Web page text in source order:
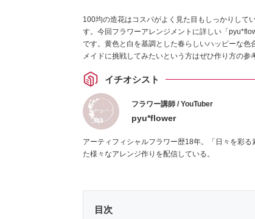
100均の造花はコスパがよく見た目もしっかりして
す。今回フラワーアレンジメントに詳しい「
です。黄色と白を基調とした春らしいハッピーな
メイドに挑戦してみたいという方はぜひ作り方の参
イチオシスト
フラワー講師 / YouTuber
pyu*flower
アーティフィシャルフラワー歴18年。「日々を彩
た様々なアレンジ作りを配信している。
目次